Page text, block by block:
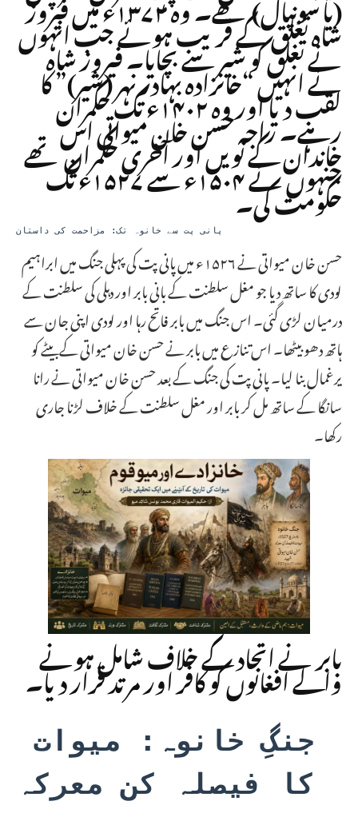
شاہ تغلق کے قریب ہوئے جب انہوں
نے تغلق کو شیر سے بچایا۔ فیروز شاہ
نے انہیں “خانزادہ بہادر نہر (شیر)” کا
لقب دیا اور وہ ۱۴۰۲ء تک حکمران
رہے۔ راجہ حسن خان میواتی اس
خاندان کے نویں اور آخری حکمران تھے
جنہوں نے ۱۵۰۴ء سے ۱۵۲۷ء تک حکومت کی۔
پانی پت سے خانوہ تک: مزاحمت کی داستان
حسن خان میواتی نے ۱۵۲۶ء میں پانی پت کی پہلی جنگ میں ابراہیم
لودی کا ساتھ دیا جو مغل سلطنت کے بانی بابر اور دہلی کی سلطنت کے
درمیان لڑی گئی۔ اس جنگ میں بابر فاتح رہا اور لودی اپنی جان سے
ہاتھ دھو بیٹھا۔ اس تنازع میں بابر نے حسن خان میواتی کے بیٹے کو
یرغمال بنا لیا۔ پانی پت کی جنگ کے بعد حسن خان میواتی نے رانا
سانگا کے ساتھ مل کر بابر اور مغل سلطنت کے خلاف لڑنا جاری
رکھا۔
بابر نے اتحاد کے خلاف شامل ہونے
والے افغانوں کو کافر اور مرتد قرار دیا۔
کا فیصلہ کن معرکہ